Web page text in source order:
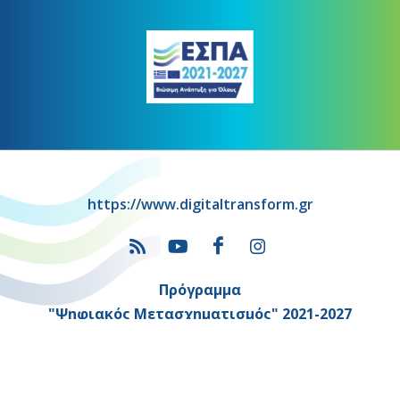
https://www.digitaltransform.gr
Πρόγραμμα
"Ψηφιακός Μετασχηματισμός" 2021-2027